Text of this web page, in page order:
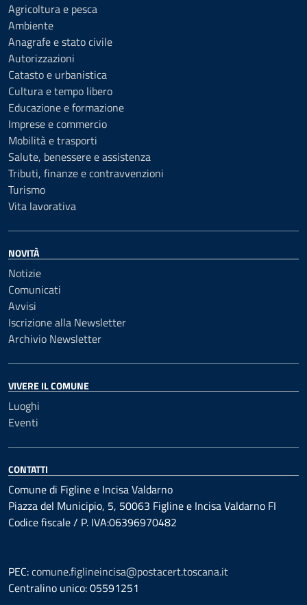
Agricoltura e pesca
Ambiente
Anagrafe e stato civile
Autorizzazioni
Catasto e urbanistica
Cultura e tempo libero
Educazione e formazione
Imprese e commercio
Mobilità e trasporti
Salute, benessere e assistenza
Tributi, finanze e contravvenzioni
Turismo
Vita lavorativa
NOVITÀ
Notizie
Comunicati
Avvisi
Iscrizione alla Newsletter
Archivio Newsletter
VIVERE IL COMUNE
Luoghi
Eventi
CONTATTI
Comune di Figline e Incisa Valdarno
Piazza del Municipio, 5, 50063 Figline e Incisa Valdarno FI
Codice fiscale / P. IVA:06396970482
PEC:comune.figlineincisa@postacert.toscana.it
Centralino unico: 05591251